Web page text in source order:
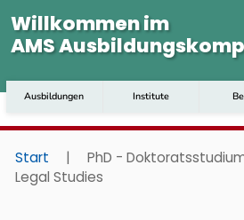
Willkommen im
AMS
Ausbildungen Institute
Start |
PhD -
Legal Studies